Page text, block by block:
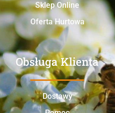
Sklep Online
Oferta Hurtowa
Obsługa Klienta
Dostawy